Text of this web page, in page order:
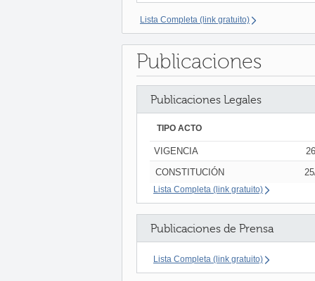
Lista Completa (link gratuito)
Publicaciones
Publicaciones Legales
TIPO ACTO
VIGENCIA
CONSTITUCIÓN
Lista Completa (link gratuito)
Publicaciones de Prensa
Lista Completa (link gratuito)